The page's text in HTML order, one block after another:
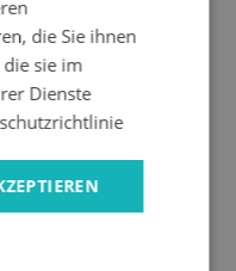
die Sie ihnen
sie im
Dienste